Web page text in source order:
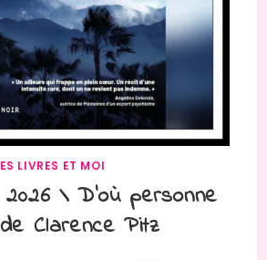
LIVRES ET MOI
2026 \ D’où personne
Clarence Pitz